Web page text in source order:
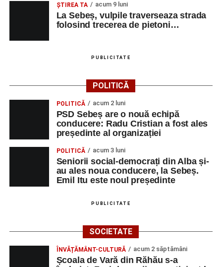
ŞTIREA TA acum 9 luni
La Sebeș, vulpile traverseaza strada
folosind trecerea de pietoni…
PUBLICITATE
POLITICĂ
POLITICĂ acum 2 luni
PSD Sebeș are o nouă echipă
conducere: Radu Cristian a fost ales
președinte al organizației
POLITICĂ acum 3 luni
Seniorii social-democrați din Alba și-
au ales noua conducere, la Sebeș.
Emil Itu este noul președinte
PUBLICITATE
SOCIETATE
ÎNVĂȚĂMÂNT-CULTURĂ acum 2 săptămâni
Școala de Vară din Răhău s-a